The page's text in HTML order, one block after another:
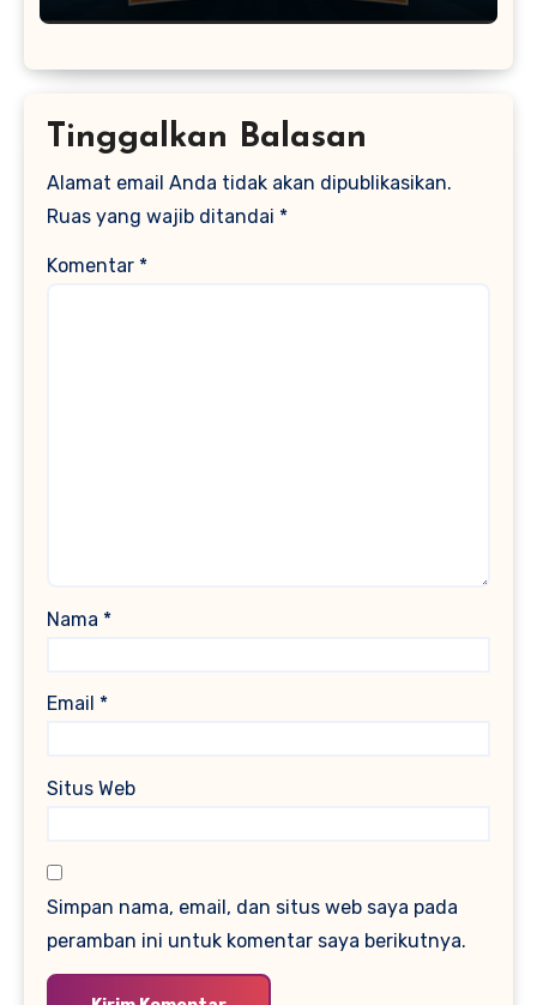
Tinggalkan Balasan
Alamat email Anda tidak akan dipublikasikan.
Ruas yang wajib ditandai *
Komentar *
Nama *
Email *
Situs Web
Simpan nama, email, dan situs web saya pada
peramban ini untuk komentar saya berikutnya.